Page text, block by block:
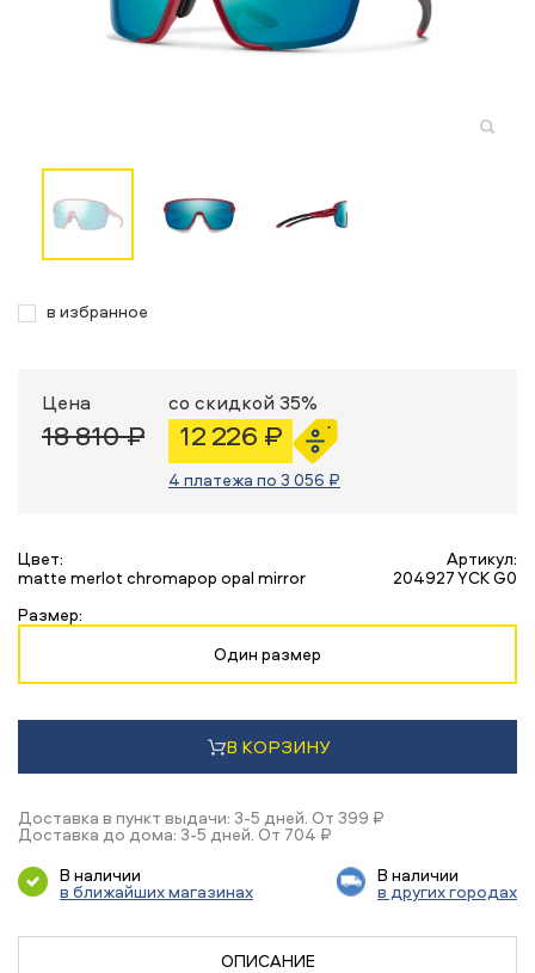
в избранное
Цена
18 810 ₽
со скидкой 35%
12 226 ₽
4 платежа по 3 056 ₽
Цвет:
matte merlot chromapop opal mirror
Артикул:
204927 YCK G0
Размер:
Один размер
В КОРЗИНУ
Доставка в пункт выдачи: 3-5 дней. От 399 ₽
Доставка до дома: 3-5 дней. От 704 ₽
В наличии
в ближайших магазинах
В наличии
в других городах
ОПИСАНИЕ